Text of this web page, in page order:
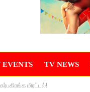
EVENTS TV NEWS
மிரட்டல்!